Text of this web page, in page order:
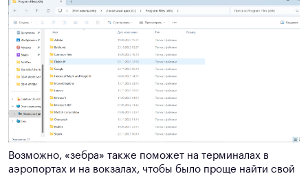
Возможно, «зебра» также поможет на терминалах в
аэропортах и на вокзалах, чтобы было проще найти свой